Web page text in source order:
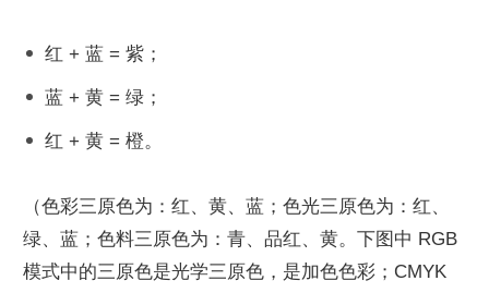
红 + 蓝 = 紫；
蓝 + 黄 = 绿；
红 + 黄 = 橙。
（色彩三原色为：红、黄、蓝；色光三原色为：红、
绿、蓝；色料三原色为：青、品红、黄。下图中 RGB
模式中的三原色是光学三原色，是加色色彩；CMYK